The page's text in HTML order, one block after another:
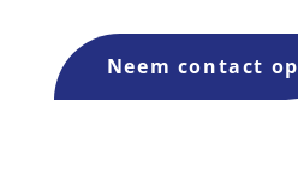
Neem contact op